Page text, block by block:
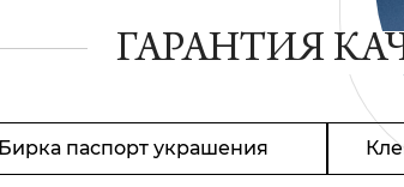
ГАРАНТИЯ
Бирка паспорт украшения